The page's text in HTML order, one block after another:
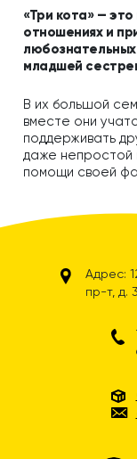
«Три кота» —
отношениях и
младшей
В их большой
вместе они
поддерживать
даже непростой
помощи своей
Адрес:
пр-т, д.